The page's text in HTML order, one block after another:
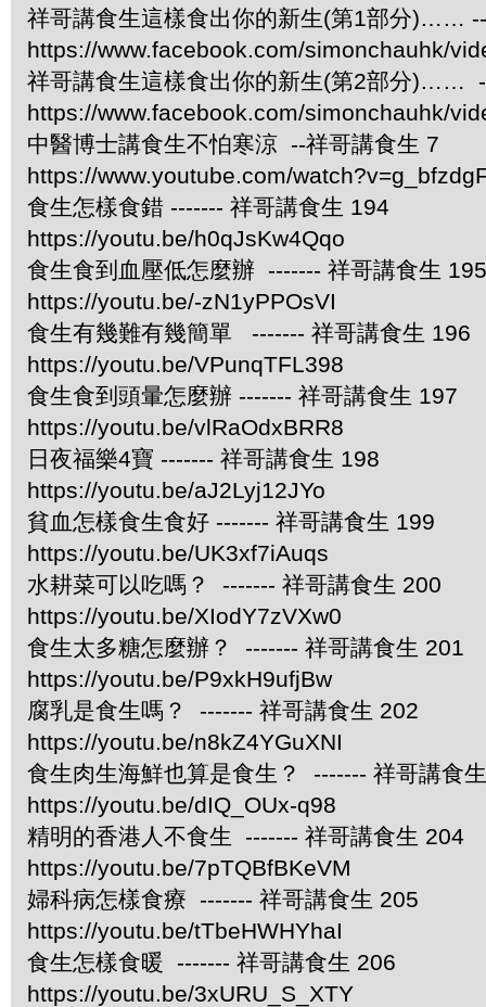
祥哥講食生這樣食出你的新生(第1部分)……
https://www.facebook.com/simonchauhk/
祥哥講食生這樣食出你的新生(第2部分)……
https://www.facebook.com/simonchauhk/
中醫博士講食生不怕寒涼 --祥哥講食生 7
https://www.youtube.com/
食生怎樣食錯 ------- 祥哥講食生 194
https://youtu.be/h0qJsKw4Qqo
食生食到血壓低怎麼辦 ------- 祥哥講食生 195
https://youtu.be/-zN1yPPOsVI
食生有幾難有幾簡單 ------- 祥哥講食生 196
https://youtu.be/VPunqTFL398
食生食到頭暈怎麼辦 ------- 祥哥講食生 197
https://youtu.be/vlRaOdxBRR8
日夜福樂4寶 ------- 祥哥講食生 198
https://youtu.be/aJ2Lyj12JYo
貧血怎樣食生食好 ------- 祥哥講食生 199
https://youtu.be/UK3xf7iAuqs
水耕菜可以吃嗎？ ------- 祥哥講食生 200
https://youtu.be/XIodY7zVXw0
食生太多糖怎麼辦？ ------- 祥哥講食生 201
https://youtu.be/P9xkH9ufjBw
腐乳是食生嗎？ ------- 祥哥講食生 202
https://youtu.be/n8kZ4YGuXNI
食生肉生海鮮也算是食生？ ------- 祥哥講食
https://youtu.be/dIQ_OUx-q98
精明的香港人不食生 ------- 祥哥講食生 204
https://youtu.be/7pTQBfBKeVM
婦科病怎樣食療 ------- 祥哥講食生 205
https://youtu.be/tTbeHWHYhaI
食生怎樣食暖 ------- 祥哥講食生 206
https://youtu.be/3xURU_S_XTY